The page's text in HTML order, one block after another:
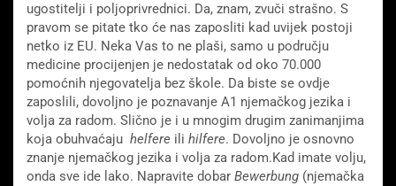
ugostitelji i poljoprivrednici. Da, znam, zvuči strašno. S
pravom se pitate tko će nas zaposliti kad uvijek postoji
netko iz EU. Neka Vas to ne plaši, samo u području
medicine procijenjen je nedostatak od oko 70.000
pomoćnih njegovatelja bez škole. Da biste se ovdje
zaposlili, dovoljno je poznavanje A1 njemačkog jezika i
volja za radom. Slično je i u mnogim drugim zanimanjima
koja obuhvaćaju helfere ili hilfere. Dovoljno je osnovno
znanje njemačkog jezika i volja za radom.Kad imate volju,
onda sve ide lako. Napravite dobar Bewerbung (njemačka